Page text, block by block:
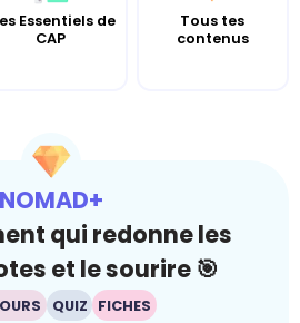
Essentiels de
CAP
Tous tes
contenus
NOMAD+
qui redonne les
et le sourire 🎯
QUIZ FICHES